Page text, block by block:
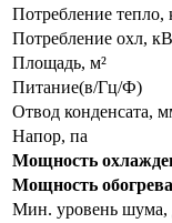
Потребление тепло,
Потребление охл,
Площадь, м²
Питание(в/Гц/Ф)
Отвод конденсата,
Напор, па
Мощность
Мощность
Мин. уровень шума,